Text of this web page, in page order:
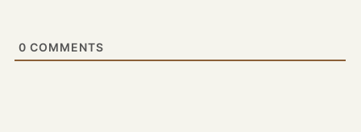
0 COMMENTS